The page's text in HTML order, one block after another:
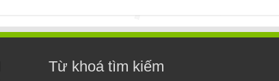
Từ khoá tìm kiếm